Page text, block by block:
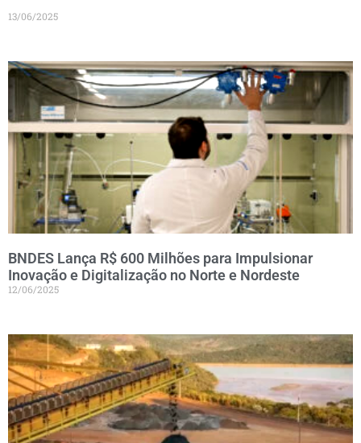
13/06/2025
BNDES Lança R$ 600 Milhões para Impulsionar
Inovação e Digitalização no Norte e Nordeste
12/06/2025